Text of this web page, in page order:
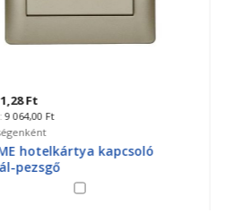
Ft
Ft
hotelkártya kapcsoló
/